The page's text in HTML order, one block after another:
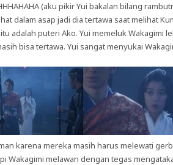
(aku pikir Yui bakalan bilang
dalam asap jadi dia tertawa saat melihat
adalah puteri Ako. Yui memeluk Wakagimi
bisa tertawa. Yui sangat menyukai
karena mereka masih harus melewati
Wakagimi melawan dengan tegas